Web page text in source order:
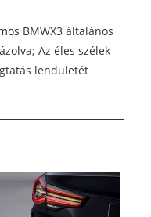
BMWX3 általános
Az éles szélek
lendületét